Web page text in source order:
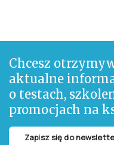
Chcesz
aktualne
o testach,
promocjach na
Zapisz się do